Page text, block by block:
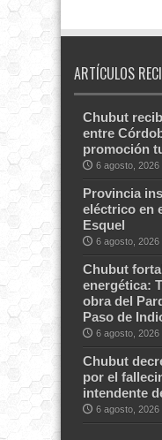
ARTÍCULOS
Chubut
entre
promoción
6 agosto, 2026
Provincia
eléctrico en
Esquel
6 agosto, 2026
Chubut
energética:
obra del
Paso de
6 agosto, 2026
Chubut
por el
intendente
6 agosto, 2026